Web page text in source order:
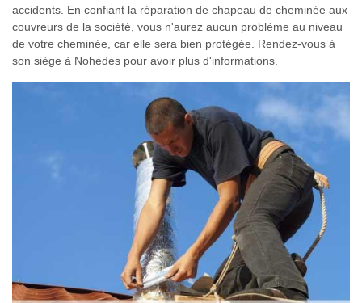
accidents. En confiant la réparation de chapeau de cheminée aux
couvreurs de la société, vous n'aurez aucun problème au niveau
de votre cheminée, car elle sera bien protégée. Rendez-vous à
son siège à Nohedes pour avoir plus d'informations.